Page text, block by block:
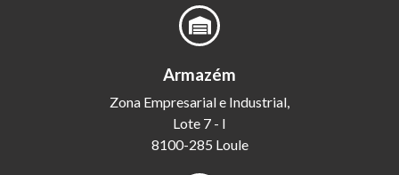
Armazém
Zona Empresarial e Industrial,
Lote 7 - I
8100-285 Loule